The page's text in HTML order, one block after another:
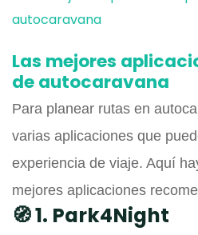
Las mejores
de autocaravana
Para planear rutas en
varias aplicaciones que
experiencia de viaje. Aquí
mejores aplicaciones
🧭 1. Park4Night